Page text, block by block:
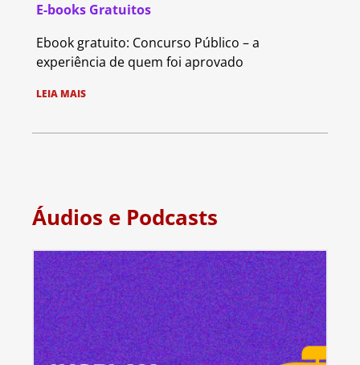
E-books Gratuitos
Ebook gratuito: Concurso Público – a
experiência de quem foi aprovado
LEIA MAIS
Áudios e Podcasts